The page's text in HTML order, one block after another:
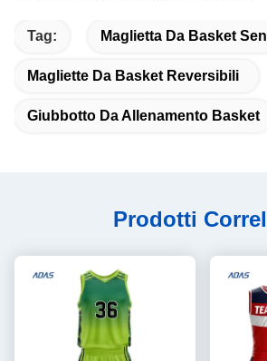
Tag: Maglietta Da Basket
Magliette Da Basket Reversibili
Giubbotto Da Allenamento Basket
Prodotti